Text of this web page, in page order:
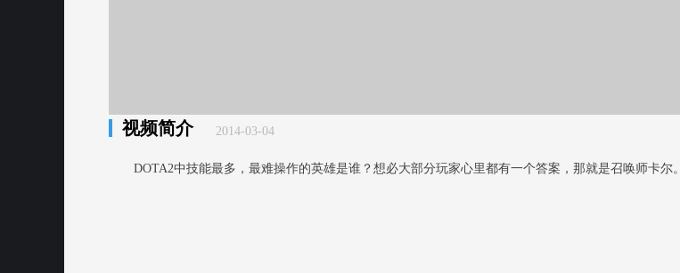
视频简介 2014-03-04
DOTA2中技能最多，最难操作的英雄是谁？想必大部分玩家心里都有一个答案，那就是召唤师卡尔。